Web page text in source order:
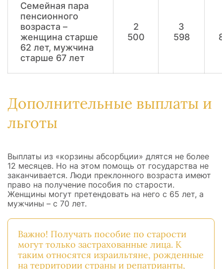
Семейная пара
пенсионного
возраста –
женщина старше
62 лет, мужчина
старше 67 лет
2
500
3
598
Дополнительные выплаты и
льготы
Выплаты из «корзины абсорбции» длятся не более
12 месяцев. Но на этом помощь от государства не
заканчивается. Люди преклонного возраста имеют
право на получение пособия по старости.
Женщины могут претендовать на него с 65 лет, а
мужчины – с 70 лет.
Важно! Получать пособие по старости
могут только застрахованные лица. К
таким относятся израильтяне, рожденные
на территории страны и репатрианты,